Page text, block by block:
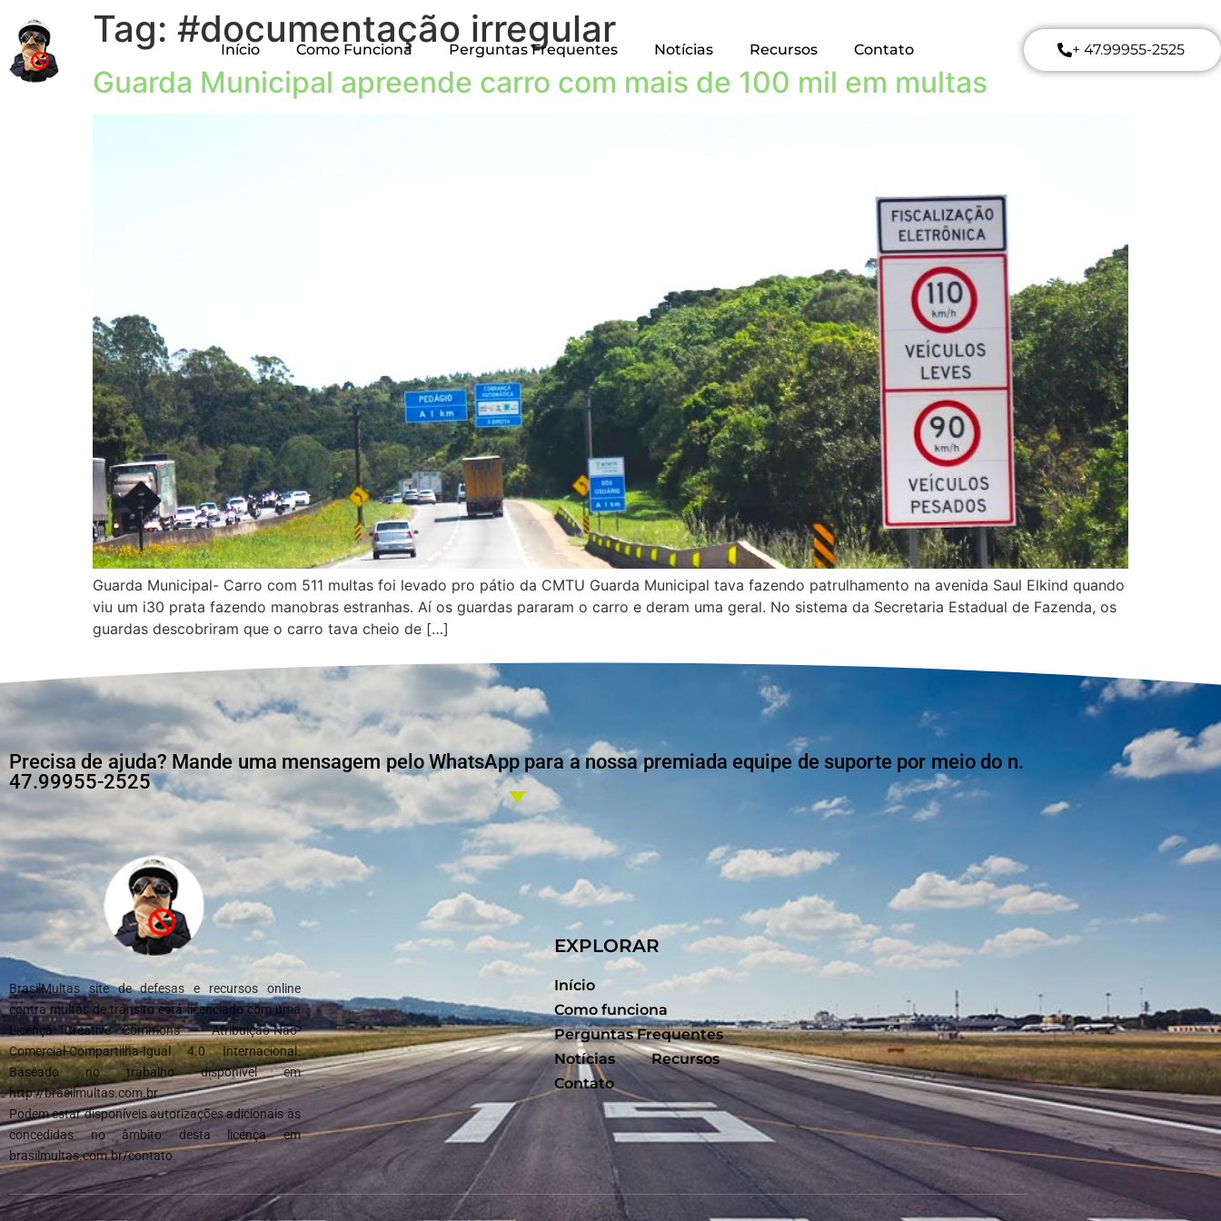
Início Como Funciona Perguntas Frequentes Notícias Recursos Contato + 47.99955-2525
Tag: #documentação irregular
Guarda Municipal apreende carro com mais de 100 mil em multas
Guarda Municipal- Carro com 511 multas foi levado pro pátio da CMTU Guarda Municipal tava fazendo patrulhamento na avenida Saul Elkind quando
viu um i30 prata fazendo manobras estranhas. Aí os guardas pararam o carro e deram uma geral. No sistema da Secretaria Estadual de Fazenda, os
guardas descobriram que o carro tava cheio de […]
Precisa de ajuda? Mande uma mensagem pelo WhatsApp para a nossa premiada equipe de suporte por meio do n.
47.99955-2525
BrasilMultas site de defesas e recursos online
contra multas de trânsito está licenciado com uma
Licença Creative Commons – Atribuição-Não-
Comercial-Compartilha-Igual 4.0 Internacional.
Baseado no trabalho disponível em
http://brasilmultas.com.br
Podem estar disponíveis autorizações adicionais às
concedidas no âmbito desta licença em
brasilmultas.com.br/contato.
EXPLORAR
Início
Como funciona
Perguntas Frequentes
Notícias
Recursos
Contato